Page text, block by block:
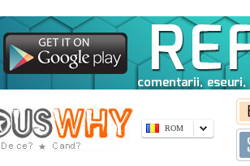
ROM